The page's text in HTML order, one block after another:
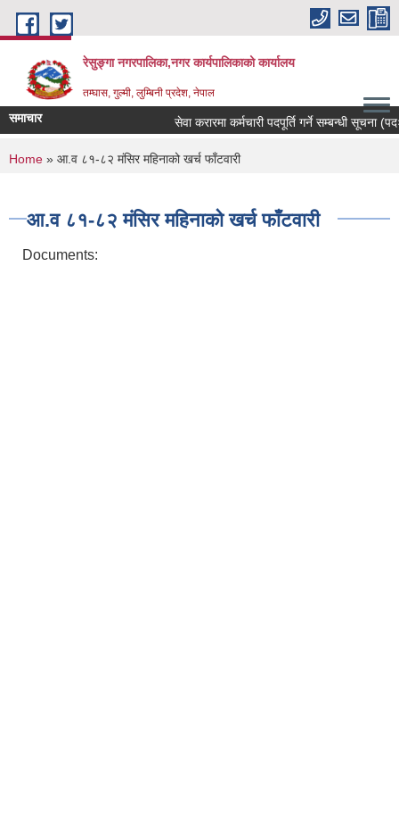
Skip to main content
रेसुङ्गा नगरपालिका,नगर कार्यपालिकाको कार्यालय
तम्घास, गुल्मी, लुम्बिनी प्रदेश, नेपाल
समाचार सेवा करारमा कर्मचारी पदपूर्ति गर्ने सम्बन्धी सूचना (पदः
You are here
Home » आ.व ८१-८२ मंसिर महिनाको खर्च फाँटवारी
आ.व ८१-८२ मंसिर महिनाको खर्च फाँटवारी
Documents: